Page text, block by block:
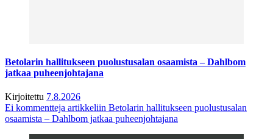
Betolarin hallitukseen puolustusalan osaamista – Dahlbom
jatkaa puheenjohtajana
Kirjoitettu 7.8.2026
Ei kommentteja artikkeliin Betolarin hallitukseen puolustusalan
osaamista – Dahlbom jatkaa puheenjohtajana